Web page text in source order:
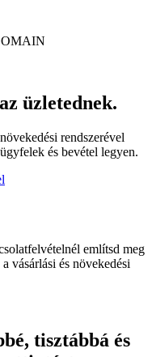
üzletednek.
rendszerével
és bevétel legyen.
említsd meg
vásárlási és növekedési
tisztábbá és